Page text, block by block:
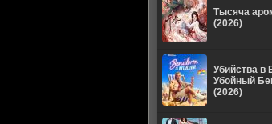
Тысяча
(2026)
Убийства в
Убойный
(2026)